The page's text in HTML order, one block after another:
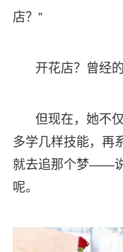
店？”
开花店？曾经
但现在，她不
多学几样技能，再
就去追那个梦——
呢。